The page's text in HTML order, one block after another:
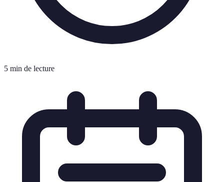
5 min de lecture